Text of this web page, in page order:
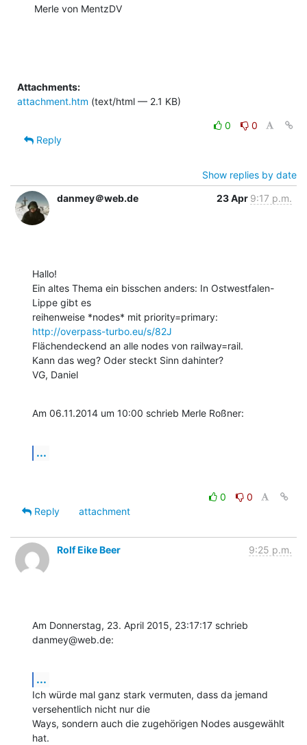
Merle von MentzDV
Attachments:
attachment.htm (text/html — 2.1 KB)
0
0
Reply
Show replies by date
danmey＠web.de
23 Apr 9:17 p.m.
Hallo!
Ein altes Thema ein bisschen anders: In Ostwestfalen-
Lippe gibt es
http://overpass-turbo.eu/s/82J
Flächendeckend an alle nodes von railway=rail.
Kann das weg? Oder steckt Sinn dahinter?
VG, Daniel
Am 06.11.2014 um 10:00 schrieb Merle Roßner:
...
0
0
Reply
attachment
Rolf Eike Beer 9:25 p.m.
Am Donnerstag, 23. April 2015, 23:17:17 schrieb
danmey@web.de:
...
Ich würde mal ganz stark vermuten, dass da jemand
versehentlich nicht nur die
Ways, sondern auch die zugehörigen Nodes ausgewählt
hat.